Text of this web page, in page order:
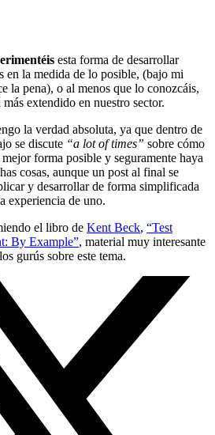
esta forma de desarrollar
en la medida de lo posible, (bajo mi
la pena), o al menos que lo conozcáis,
extendido en nuestro sector.
la verdad absoluta, ya que dentro de
se discute “a lot of times” sobre cómo
forma posible y seguramente haya
cosas, aunque un post al final se
y desarrollar de forma simplificada
experiencia de uno.
el libro de Kent Beck, “Test
By Example”, material muy interesante
gurús sobre este tema.